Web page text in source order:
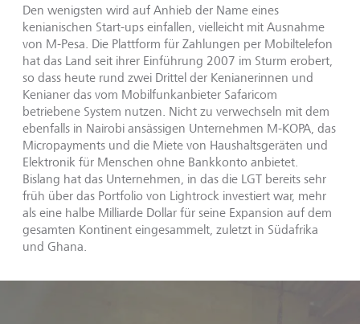
Den wenigsten wird auf Anhieb der Name eines
kenianischen Start-ups einfallen, vielleicht mit Ausnahme
von M-Pesa. Die Plattform für Zahlungen per Mobiltelefon
hat das Land seit ihrer Einführung 2007 im Sturm erobert,
so dass heute rund zwei Drittel der Kenianerinnen und
Kenianer das vom Mobilfunkanbieter Safaricom
betriebene System nutzen. Nicht zu verwechseln mit dem
ebenfalls in Nairobi ansässigen Unternehmen M-KOPA, das
Micropayments und die Miete von Haushaltsgeräten und
Elektronik für Menschen ohne Bankkonto anbietet.
Bislang hat das Unternehmen, in das die LGT bereits sehr
früh über das Portfolio von Lightrock investiert war, mehr
als eine halbe Milliarde Dollar für seine Expansion auf dem
gesamten Kontinent eingesammelt, zuletzt in Südafrika
und Ghana.